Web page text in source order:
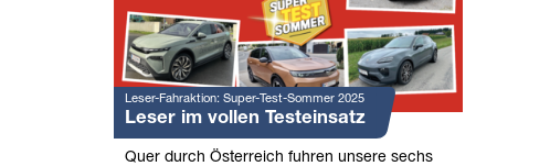
Leser-Fahraktion: Super-Test-Sommer 2025
Leser im vollen Testeinsatz
Quer durch Österreich fuhren unsere sechs